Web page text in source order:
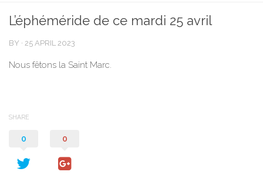
L’éphéméride de ce mardi 25 avril
BY · 25 APRIL 2023
Nous fêtons la Saint Marc.
SHARE
0 0